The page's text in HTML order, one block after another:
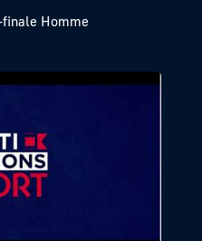
finale Homme